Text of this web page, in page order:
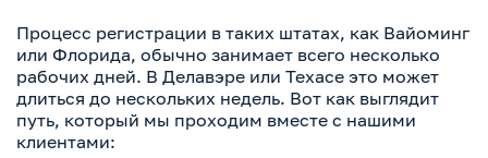
Процесс регистрации в таких штатах, как Вайоминг
или Флорида, обычно занимает всего несколько
рабочих дней. В Делавэре или Техасе это может
длиться до нескольких недель. Вот как выглядит
путь, который мы проходим вместе с нашими
клиентами: